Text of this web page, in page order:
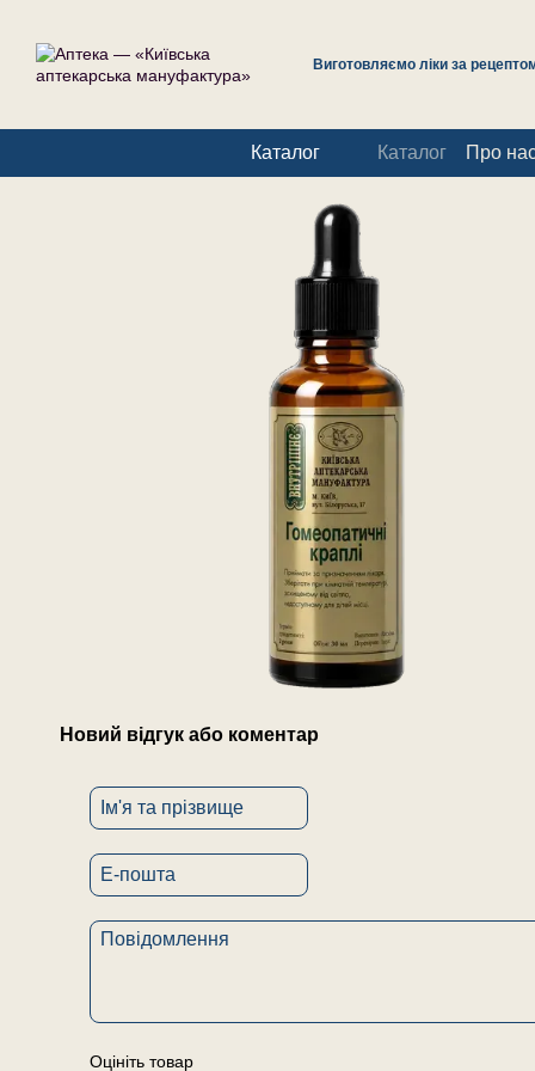
Виготовляємо ліки за
Каталог Каталог Про
Новий відгук або коментар
Оцініть товар